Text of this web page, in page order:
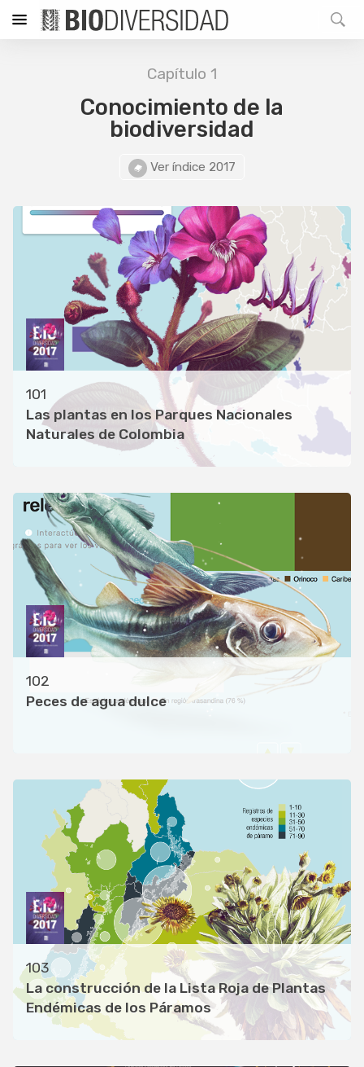
Capítulo 1
Conocimiento de la
biodiversidad
Ver índice 2017
101
Las plantas en los Parques Nacionales
Naturales de Colombia
102
Peces de agua dulce
103
La construcción de la Lista Roja de Plantas
Endémicas de los Páramos